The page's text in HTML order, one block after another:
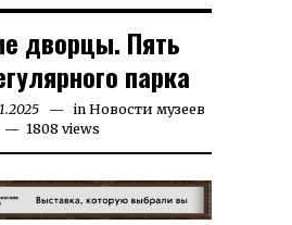
дворцы. Пять
парка
19.01.2025
in Новости музеев
1808 views